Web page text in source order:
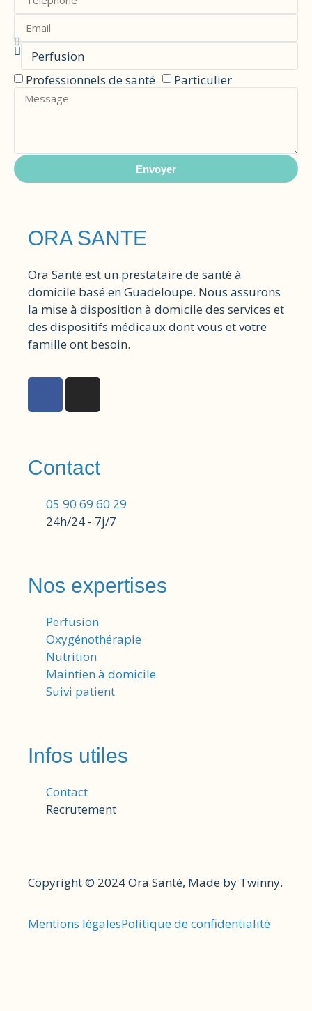
Professionnels de santé Particulier
Envoyer
ORA SANTE
Ora Santé est un prestataire de santé à
domicile basé en Guadeloupe. Nous assurons
la mise à disposition à domicile des services et
des dispositifs médicaux dont vous et votre
famille ont besoin.
Contact
05 90 69 60 29
24h/24 - 7j/7
Nos expertises
Perfusion
Oxygénothérapie
Nutrition
Maintien à domicile
Suivi patient
Infos utiles
Contact
Recrutement
Copyright © 2024 Ora Santé, Made by Twinny.
Mentions légalesPolitique de confidentialité